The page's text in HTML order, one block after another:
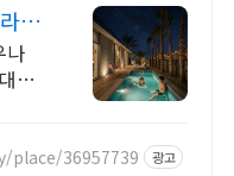
르
나
가
36957739 광고